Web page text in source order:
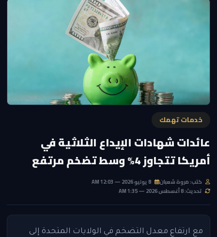
خدمات تهمك
عائدات شهادات الإيداع الثلاثية في
أمريكا تتجاوز 4% وسط تضخم مرتفع
كتب: مروة شعبان
تحديث: 8 أغسطس 2026 — 1:35 AM
مع ارتفاع معدل التضخم في الولايات المتحدة إلى